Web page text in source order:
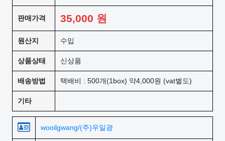
판매가격 35,000 원
원산지 수입
상품상태 신상품
배송방법 택배비 : 500개(1box) 약4,000원 (vat별도)
기타
wooilgwang/(주)우일광